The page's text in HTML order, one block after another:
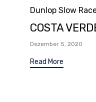
Category
Dunlop Slow
COSTA
Dezember 5, 2020
Read More